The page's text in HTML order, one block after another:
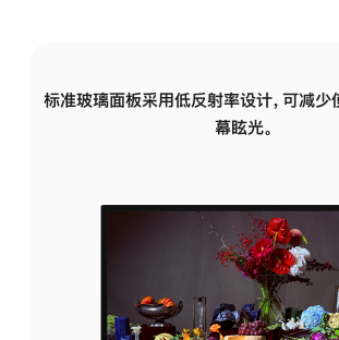
标准玻璃面板采用低反射率设计，可减少
幕眩光。